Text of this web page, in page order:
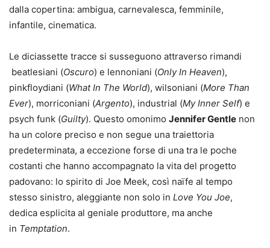
dalla copertina: ambigua, carnevalesca, femminile,
infantile, cinematica.
Le diciassette tracce si susseguono attraverso rimandi
beatlesiani (Oscuro) e lennoniani (Only In Heaven),
pinkfloydiani (What In The World), wilsoniani (More Than
Ever), morriconiani (Argento), industrial (My Inner Self) e
psych funk (Guilty). Questo omonimo Jennifer Gentle non
ha un colore preciso e non segue una traiettoria
predeterminata, a eccezione forse di una tra le poche
costanti che hanno accompagnato la vita del progetto
padovano: lo spirito di Joe Meek, così naïfe al tempo
stesso sinistro, aleggiante non solo in Love You Joe,
dedica esplicita al geniale produttore, ma anche
in Temptation.